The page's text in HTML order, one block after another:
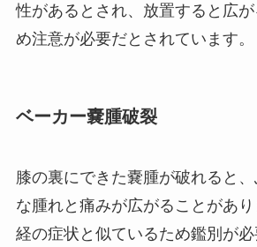
性があるとされ、放置すると広
め注意が必要だとされています。
ベーカー嚢腫破裂
膝の裏にできた嚢腫が破れると
な腫れと痛みが広がることがあ
経の症状と似ているため鑑別が